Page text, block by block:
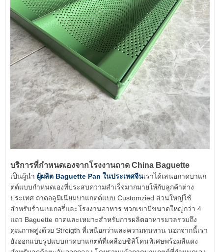
บริการที่กำหนดเองจากโรงงานถาด China Baguette
เป็นผู้นำ ผู้ผลิต Baguette Pan ในประเทศจีนเราได้เสนอถาดบาแก
ตต์แบบกำหนดเองที่ประสบความสำเร็จมากมายให้กับลูกค้าต่าง
ประเทศ ถาดอลูมิเนียมบาแกตต์แบบ Customzied ส่วนใหญ่ใช้
สำหรับร้านเบเกอรี่และโรงงานอาหาร พวกเขามีขนาดใหญ่กว่า 4
แถว Baguette ถาดและเหมาะสำหรับการผลิตอาหารมวลรวมถึง
คุณภาพสูงด้วย Streigth ที่เหนือกว่าและความทนทาน นอกจากนี้เรา
ยังออกแบบรูปแบบถาดบาแกตต์ที่เคลือบซิลิโคนพิเศษพร้อมสีแดง